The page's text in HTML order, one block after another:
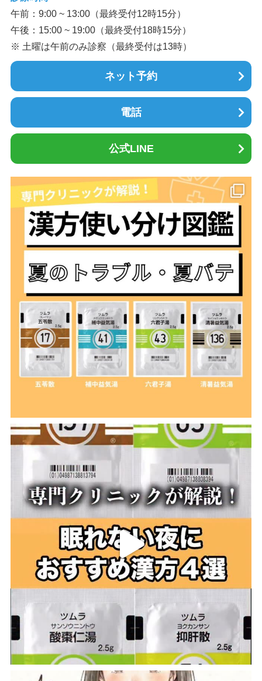
午前：9:00 ~ 13:00（最終受付12時15分）
午後：15:00 ~ 19:00（最終受付18時15分）
※ 土曜は午前のみ診察（最終受付は13時）
ネット予約
電話
公式LINE